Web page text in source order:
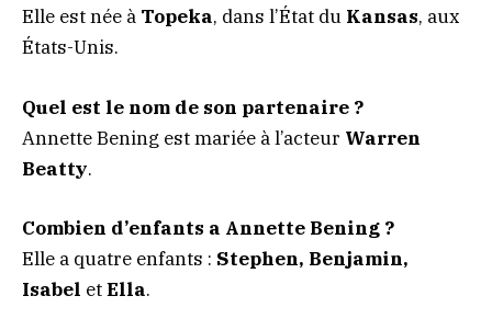
Elle est née à Topeka, dans l’État du Kansas, aux
États-Unis.
Quel est le nom de son partenaire ?
Annette Bening est mariée à l’acteur Warren
Beatty.
Combien d’enfants a Annette Bening ?
Elle a quatre enfants : Stephen, Benjamin,
Isabel etElla.